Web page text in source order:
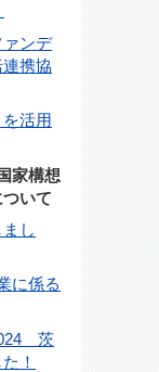
ンデ
携協
活用
家構想
いて
し
に係る
茨
！